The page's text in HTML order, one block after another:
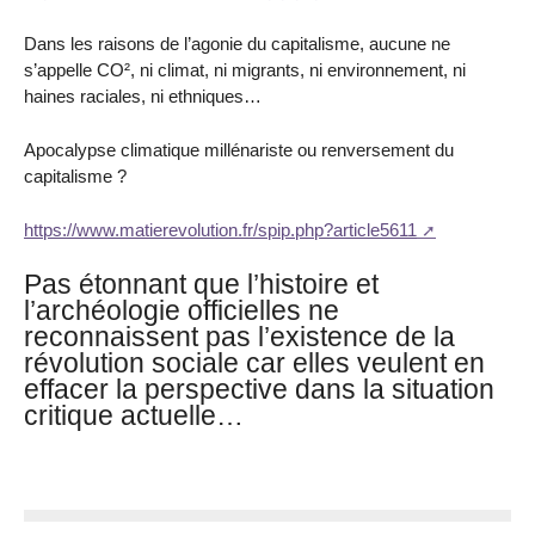
Dans les raisons de l’agonie du capitalisme, aucune ne
s’appelle CO², ni climat, ni migrants, ni environnement, ni
haines raciales, ni ethniques…
Apocalypse climatique millénariste ou renversement du
capitalisme ?
https://www.matierevolution.fr/spip.php?article5611
Pas étonnant que l’histoire et
l’archéologie officielles ne
reconnaissent pas l’existence de la
révolution sociale car elles veulent en
effacer la perspective dans la situation
critique actuelle…